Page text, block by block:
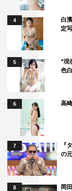
4
白
定
5
“現
色
6 高
7
『
の
8
岡